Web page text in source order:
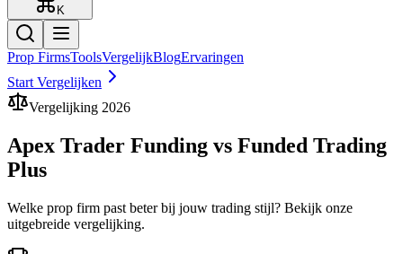
K
Prop FirmsToolsVergelijkBlogErvaringen
Start Vergelijken
Vergelijking 2026
Apex Trader Funding vs Funded Trading
Plus
Welke prop firm past beter bij jouw trading stijl? Bekijk onze
uitgebreide vergelijking.